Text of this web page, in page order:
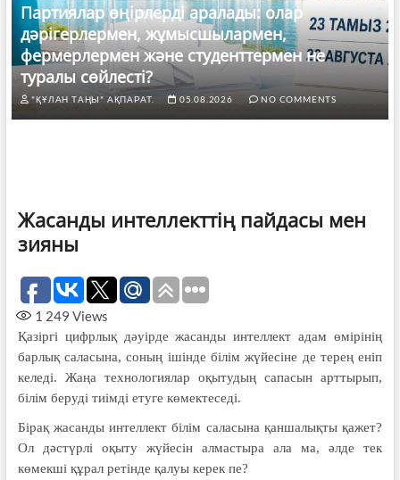
Партиялар өңірлерді аралады: олар
дәрігерлермен, жұмысшылармен,
фермерлермен және студенттермен не
туралы сөйлесті?
"ҚҰЛАН ТАҢЫ" АҚПАРАТ. 05.08.2026 NO COMMENTS
Жасанды интеллекттің пайдасы мен
зияны
1 249 Views
Қазіргі цифрлық дәуірде жасанды интеллект адам өмірінің
барлық саласына, соның ішінде білім жүйесіне де терең еніп
келеді. Жаңа технологиялар оқытудың сапасын арттырып,
білім беруді тиімді етуге көмектеседі.
Бірақ жасанды интеллект білім саласына қаншалықты қажет?
Ол дәстүрлі оқыту жүйесін алмастыра ала ма, әлде тек
көмекші құрал ретінде қалуы керек пе?